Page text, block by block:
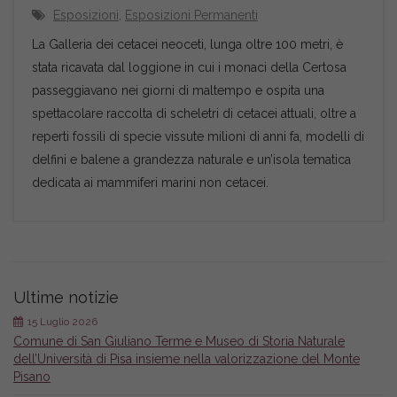
Esposizioni
Esposizioni Permanenti
La Galleria dei cetacei neoceti, lunga oltre 100 metri, è
stata ricavata dal loggione in cui i monaci della Certosa
passeggiavano nei giorni di maltempo e ospita una
spettacolare raccolta di scheletri di cetacei attuali, oltre a
reperti fossili di specie vissute milioni di anni fa, modelli di
delfini e balene a grandezza naturale e un’isola tematica
dedicata ai mammiferi marini non cetacei.
Ultime notizie
Comune di San Giuliano Terme e Museo di Storia Naturale
dell’Università di Pisa insieme nella valorizzazione del Monte
Pisano
15 Luglio 2026